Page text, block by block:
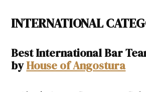
INTERNATIONAL
Best International Bar
byHouse of Angostura